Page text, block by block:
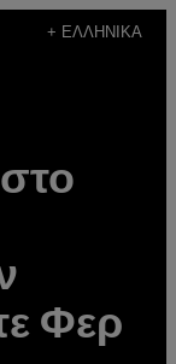
+ ΕΛΛΗΝΙΚΆ
Φερ